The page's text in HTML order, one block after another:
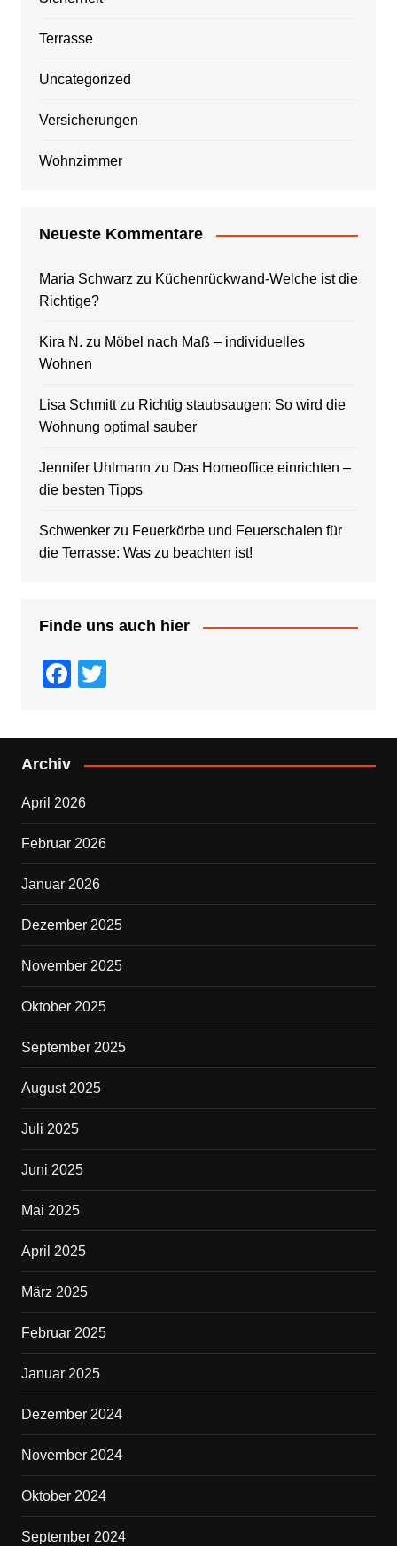
Terrasse
Uncategorized
Versicherungen
Wohnzimmer
Neueste Kommentare
Maria Schwarz zu Küchenrückwand-Welche ist die
Richtige?
Kira N. zu Möbel nach Maß – individuelles
Wohnen
Lisa Schmittzu Richtig staubsaugen: So wird die
Wohnung optimal sauber
Jennifer Uhlmann zu Das Homeoffice einrichten –
die besten Tipps
Schwenkerzu Feuerkörbe und Feuerschalen für
die Terrasse: Was zu beachten ist!
Finde uns auch hier
F
c
e
o
o
k
tt
er
Archiv
April 2026
Februar 2026
Januar 2026
Dezember 2025
November 2025
Oktober 2025
September 2025
August 2025
Juli 2025
Juni 2025
Mai 2025
April 2025
März 2025
Februar 2025
Januar 2025
Dezember 2024
November 2024
Oktober 2024
September 2024